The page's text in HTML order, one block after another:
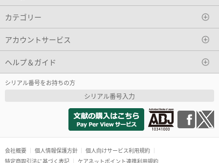
カテゴリー
アカウントサービス
ヘルプ＆ガイド
シリアル番号をお持ちの方
シリアル番号入力
会社概要 個人情報保護方針
個人向けサービス利用規約
特定商取引法に基づく表記
ケアネットポイント連携利用規約